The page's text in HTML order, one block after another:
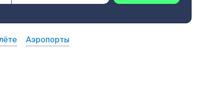
Аэропорты